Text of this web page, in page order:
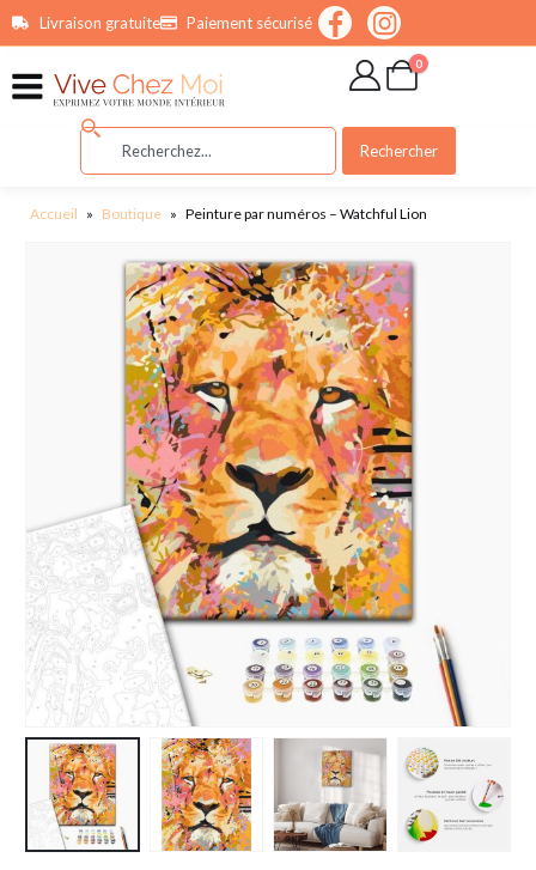
principalLivraison gratuite Paiement sécurisé
0
Rechercher
Accueil » Boutique » Peinture par numéros – Watchful Lion